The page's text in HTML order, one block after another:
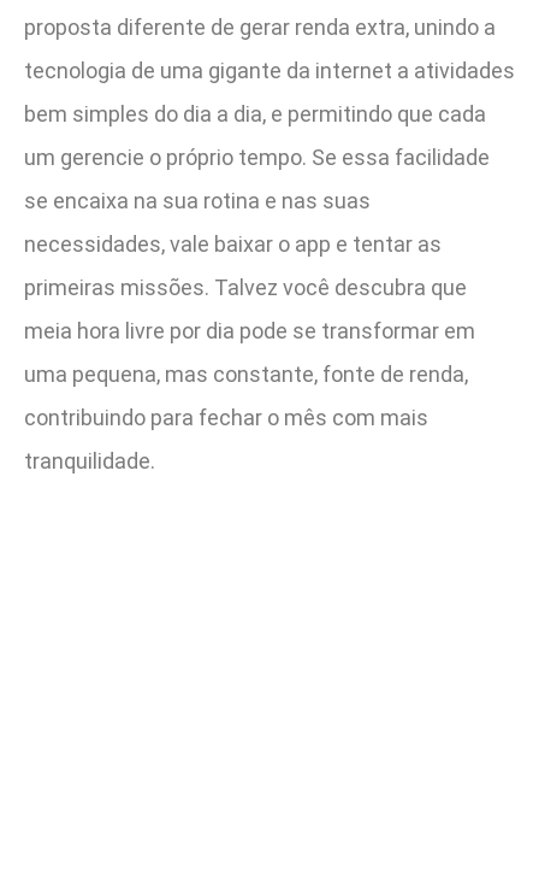
proposta diferente de gerar renda extra, unindo a
tecnologia de uma gigante da internet a atividades
bem simples do dia a dia, e permitindo que cada
um gerencie o próprio tempo. Se essa facilidade
se encaixa na sua rotina e nas suas
necessidades, vale baixar o app e tentar as
primeiras missões. Talvez você descubra que
meia hora livre por dia pode se transformar em
uma pequena, mas constante, fonte de renda,
contribuindo para fechar o mês com mais
tranquilidade.